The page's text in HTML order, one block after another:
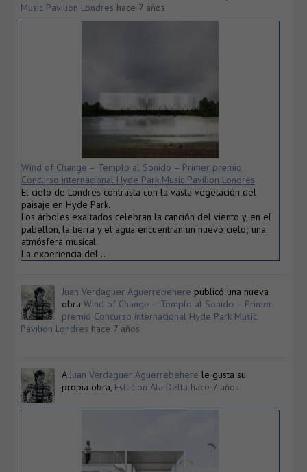
Music Pavilion Londres hace 7 años
Wind of Change – Templo al Sonido – Primer premio
Concurso internacional Hyde Park Music Pavilion Londres
El cielo de Londres contrasta con la vasta vegetación del
paisaje en Hyde Park.
Los árboles exaltados celebran la canción del viento y, en el
pabellón, la tierra y el agua encuentran un nuevo cielo; una
atmósfera musical.
La experiencia del…
Juan Verdaguer Aguerrebehere publicó una nueva
obra Wind of Change – Templo al Sonido – Primer
premio Concurso internacional Hyde Park Music
Pavilion Londres hace 7 años
AJuan Verdaguer Aguerrebehere le gusta su
propia obra, Estacion Ala Delta hace 7 años